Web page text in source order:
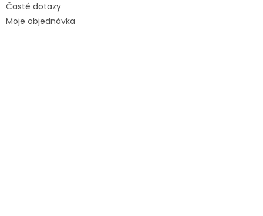
Časté dotazy
Moje objednávka